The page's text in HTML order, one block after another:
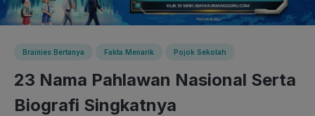
Brainies Bertanya Fakta Menarik Pojok Sekolah
23 Nama Pahlawan Nasional Serta
Biografi Singkatnya